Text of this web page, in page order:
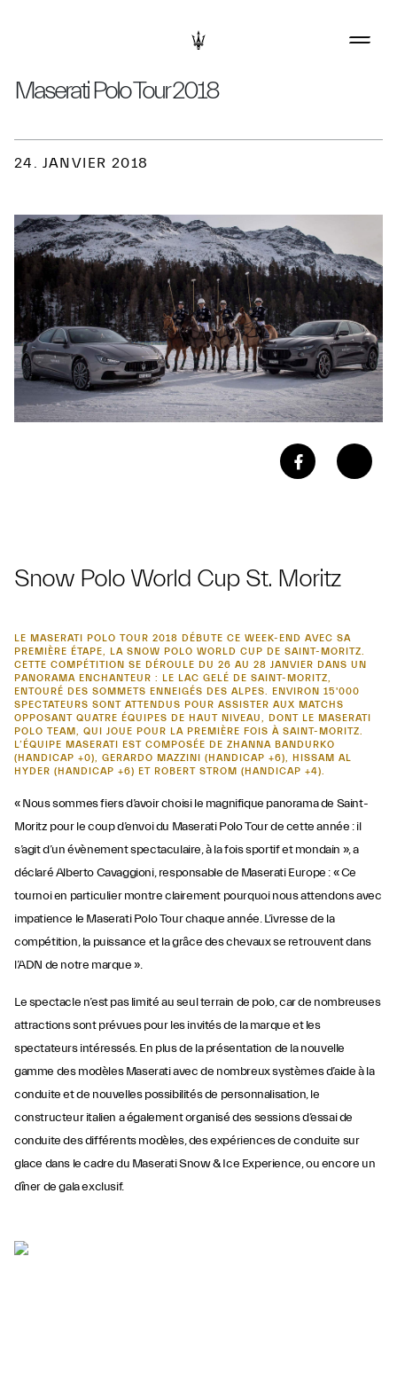
Maserati Polo Tour 2018
24. JANVIER 2018
Snow Polo World Cup St. Moritz
LE MASERATI POLO TOUR 2018 DÉBUTE CE WEEK-END AVEC SA
PREMIÈRE ÉTAPE, LA SNOW POLO WORLD CUP DE SAINT-MORITZ.
CETTE COMPÉTITION SE DÉROULE DU 26 AU 28 JANVIER DANS UN
PANORAMA ENCHANTEUR : LE LAC GELÉ DE SAINT-MORITZ,
ENTOURÉ DES SOMMETS ENNEIGÉS DES ALPES. ENVIRON 15'000
SPECTATEURS SONT ATTENDUS POUR ASSISTER AUX MATCHS
OPPOSANT QUATRE ÉQUIPES DE HAUT NIVEAU, DONT LE MASERATI
POLO TEAM, QUI JOUE POUR LA PREMIÈRE FOIS À SAINT-MORITZ.
L’ÉQUIPE MASERATI EST COMPOSÉE DE ZHANNA BANDURKO
(HANDICAP +0), GERARDO MAZZINI (HANDICAP +6), HISSAM AL
HYDER (HANDICAP +6) ET ROBERT STROM (HANDICAP +4).
« Nous sommes fiers d’avoir choisi le magnifique panorama de Saint-
Moritz pour le coup d’envoi du Maserati Polo Tour de cette année : il
s’agit d’un évènement spectaculaire, à la fois sportif et mondain », a
déclaré Alberto Cavaggioni, responsable de Maserati Europe : « Ce
tournoi en particulier montre clairement pourquoi nous attendons avec
impatience le Maserati Polo Tour chaque année. L’ivresse de la
compétition, la puissance et la grâce des chevaux se retrouvent dans
l’ADN de notre marque ».
Le spectacle n’est pas limité au seul terrain de polo, car de nombreuses
attractions sont prévues pour les invités de la marque et les
spectateurs intéressés. En plus de la présentation de la nouvelle
gamme des modèles Maserati avec de nombreux systèmes d’aide à la
conduite et de nouvelles possibilités de personnalisation, le
constructeur italien a également organisé des sessions d’essai de
conduite des différents modèles, des expériences de conduite sur
glace dans le cadre du Maserati Snow & Ice Experience, ou encore un
dîner de gala exclusif.